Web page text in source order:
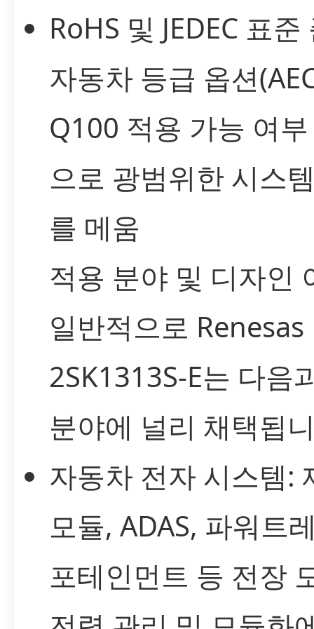
RoHS 및 JEDEC 표
자동차 등급 옵션
Q100 적용 가능 여
으로 광범위한 시스
를 메움
적용 분야 및 디자인
일반적으로 Renesas
2SK1313S-E는 다음
분야에 널리 채택됩
자동차 전자 시스템:
모듈, ADAS, 파워트
포테인먼트 등 전장